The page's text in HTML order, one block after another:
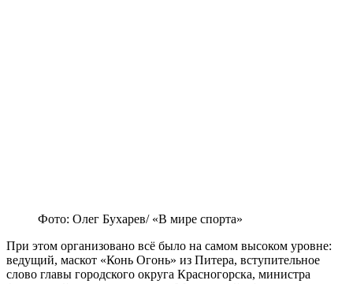
Фото: Олег Бухарев/ «В мире спорта»
При этом организовано всё было на самом высоком уровне:
ведущий, маскот «Конь Огонь» из Питера, вступительное
слово главы городского округа Красногорска, министра